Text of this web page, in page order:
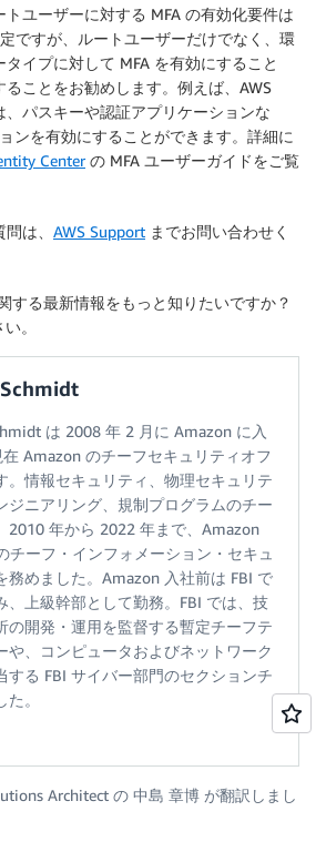
ユーザーに対する MFA の有効化要件は
ですが、ルートユーザーだけでなく、環
イプに対して MFA を有効にすること
ことをお勧めします。例えば、AWS
パスキーや認証アプリケーションな
ンを有効にすることができます。詳細に
Centerの MFA ユーザーガイドをご覧
は、 AWS Support までお問い合わせく
する最新情報をもっと知りたいですか？
。
は 2008 年 2 月に Amazon に入
Amazon のチーフセキュリティオフ
。情報セキュリティ、物理セキュリテ
ジニアリング、規制プログラムのチー
2010 年から 2022 年まで、Amazon
チーフ・インフォメーション・セキュ
務めました。Amazon 入社前は FBI で
、上級幹部として勤務。FBI では、技
の開発・運用を監督する暫定チーフテ
や、コンピュータおよびネットワーク
する FBI サイバー部門のセクションチ
。
Architect の 中島 章博 が翻訳しまし